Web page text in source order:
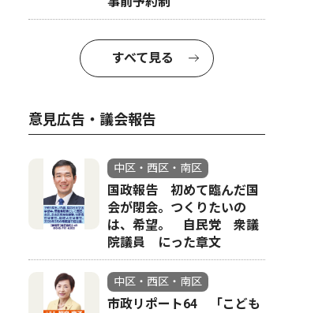
すべて見る
意見広告・議会報告
中区・西区・南区
国政報告 初めて臨んだ国
会が閉会。つくりたいの
は、希望。 自民党 衆議
院議員 にった章文
中区・西区・南区
市政リポート64 「こども